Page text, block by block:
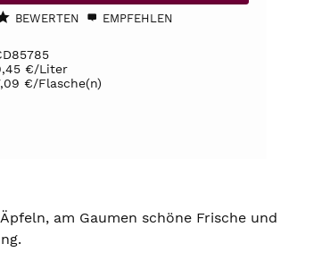
BEWERTEN EMPFEHLEN
€/Liter
€/Flasche(n)
am Gaumen schöne Frische und